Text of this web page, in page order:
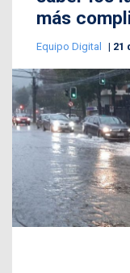
más
Equipo Digital 21